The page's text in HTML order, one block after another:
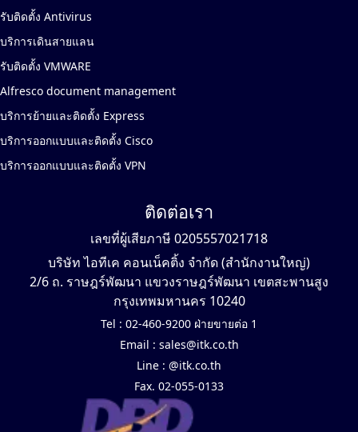
รับติดตั้ง Antivirus
บริการเดินสายแลน
รับติดตั้ง VMWARE
Alfresco document management
บริการย้ายและติดตั้ง Express
บริการออกแบบและติดตั้ง Cisco
บริการออกแบบและติดตั้ง VPN
ติดต่อเรา
เลขที่ผู้เสียภาษี 0205557021718
บริษัท ไอทีเค คอนเน็คติ้ง จำกัด (สำนักงานใหญ่)
2/6 ถ. ราษฎร์พัฒนา แขวงราษฎร์พัฒนา เขตสะพานสูง
กรุงเทพมหานคร 10240
Tel : 02-460-9200 ฝ่ายขายต่อ 1
Email : sales@itk.co.th
Line : @itk.co.th
Fax. 02-055-0133